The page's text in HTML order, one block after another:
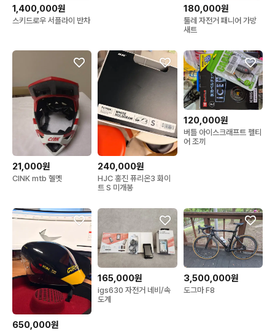
1,400,000원
스키드로우 서플라이 반차
180,000원
툴레 자전거 패니어 가방
새트
21,000원
CINK mtb 헬멧
240,000원
HJC 홍진 퓨리온3 화이
트 S 미개봉
120,000원
버틀 아이스크래프트 펠티
어 조끼
650,000원
165,000원
igs630 자전거 네비/속
도계
3,500,000원
도그마 F8